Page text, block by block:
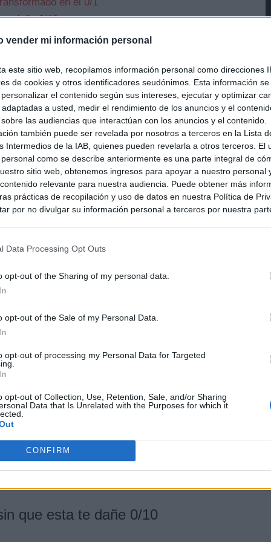
vender mi información personal
este sitio web, recopilamos información personal como direcciones
de cookies y otros identificadores seudónimos. Esta información
el contenido según sus intereses, ejecutar y optimizar
adaptadas a usted, medir el rendimiento de los anuncios y el
las audiencias que interactúan con los anuncios y el contenido.
también puede ser revelada por nosotros a terceros en la Lista
Intermedios de la IAB, quienes pueden revelarla a otros terceros. El
como se describe anteriormente es una parte integral de
sitio web, obtenemos ingresos para apoyar a nuestro personal
relevante para nuestra audiencia. Puede obtener más
prácticas de recopilación y uso de datos en nuestra Política de
por no divulgar su información personal a terceros por nuestra
en la información personal utilizada por nosotros o en
por no participar en la divulgación adicional de su información
en la Lista de participantes intermedios de la IAB.
Data Processing Opt Outs
opt-out of the Sharing of my personal data.
opt-out of the Sale of my Personal Data.
opt-out of processing my Personal Data for Targeted
opt-out of Collection, Use, Retention, Sale, and/or Sharing
Data that Is Unrelated with the Purposes for which it
CONFIRM
dañe 0/10
completando sus misiones 0/7
1 del Capítulo 7 de Fortnite, tendremos que ir
completar esta misión.
en el aire 0/250
o NPC, salta antes de disparar. Si disparas con una
acertar mientras estás en el aire.
por fin dispone de doblaje
o transformado en él 0/1
encontrar en la Isla de Fortnite. Aunque su
porque están señalados en el mapa con el
azul y va acompañado de dos secuaces.
coger su medallón de jefe para transformarte en
que esta te dañe 0/10